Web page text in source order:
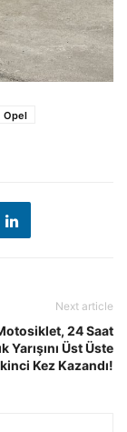
Opel
Next article
24 Saat
Yarışını Üst Üste
Kez Kazandı!